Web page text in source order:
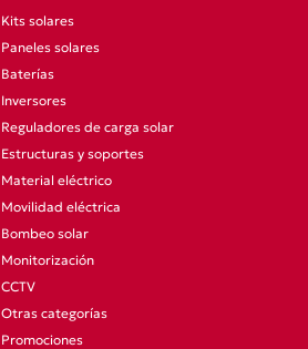
Kits solares
Paneles solares
Baterías
Inversores
Reguladores de carga solar
Estructuras y soportes
Material eléctrico
Movilidad eléctrica
Bombeo solar
Monitorización
CCTV
Otras categorías
Promociones